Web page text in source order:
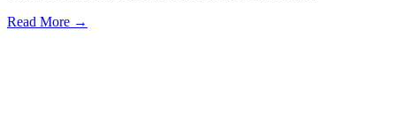
Read More →